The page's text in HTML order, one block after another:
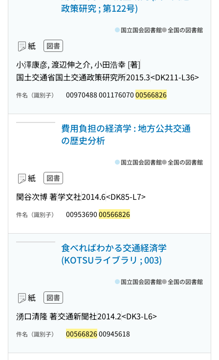
政策研究 ; 第122号)
紙 図書
小澤康彦, 渡辺伸之介, 小田浩幸 [著]
国土交通省国土交通政策研究所2015.3<DK211-L36>
国立国会図書館 全国の図書館
件名（識別子） 00970488 001176070 00566826
費用負担の経済学 : 地方公共交通
の歴史分析
紙 図書
関谷次博 著学文社2014.6<DK85-L7>
国立国会図書館 全国の図書館
件名（識別子） 00953690 00566826
食べればわかる交通経済学
(KOTSUライブラリ ; 003)
紙 図書
湧口清隆 著交通新聞社2014.2<DK3-L6>
国立国会図書館 全国の図書館
件名（識別子） 0056682600945618